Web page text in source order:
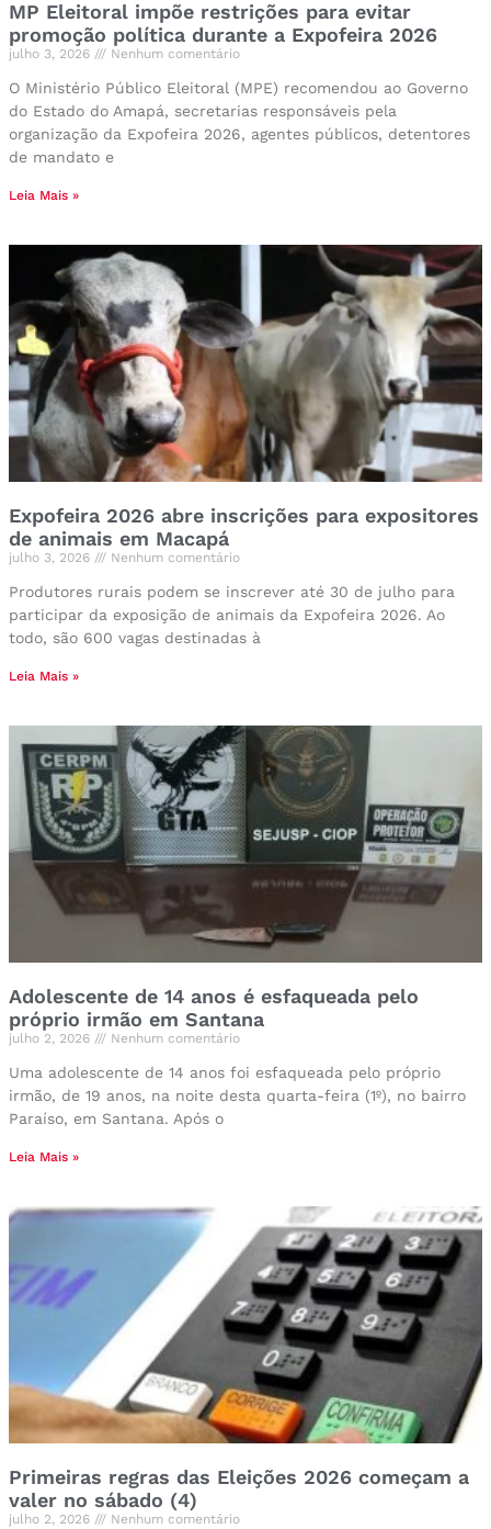
MP Eleitoral impõe restrições para evitar
promoção política durante a Expofeira 2026
julho 3, 2026 Nenhum comentário
O Ministério Público Eleitoral (MPE) recomendou ao Governo
do Estado do Amapá, secretarias responsáveis pela
organização da Expofeira 2026, agentes públicos, detentores
de mandato e
Leia Mais »
Expofeira 2026 abre inscrições para expositores
de animais em Macapá
julho 3, 2026 Nenhum comentário
Produtores rurais podem se inscrever até 30 de julho para
participar da exposição de animais da Expofeira 2026. Ao
todo, são 600 vagas destinadas à
Leia Mais »
Adolescente de 14 anos é esfaqueada pelo
próprio irmão em Santana
julho 2, 2026 Nenhum comentário
Uma adolescente de 14 anos foi esfaqueada pelo próprio
irmão, de 19 anos, na noite desta quarta-feira (1º), no bairro
Paraíso, em Santana. Após o
Leia Mais »
Primeiras regras das Eleições 2026 começam a
valer no sábado (4)
julho 2, 2026 Nenhum comentário